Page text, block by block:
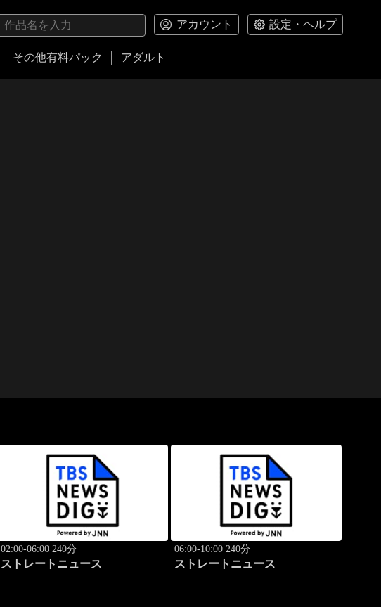
アカウント 設定・ヘルプ
その他有料パック アダルト
02:00-06:00 240分
ストレートニュース
06:00-10:00 240分
ストレートニュース